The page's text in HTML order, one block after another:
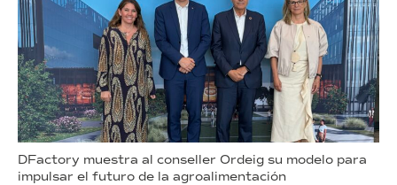
DFactory muestra al conseller Ordeig su modelo para
impulsar el futuro de la agroalimentación